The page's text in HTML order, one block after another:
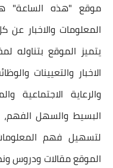
موقع "هذه الساعة"
المعلومات والاخبار
يتميز الموقع بتناوله
الاخبار والتعيينات
والرعاية الاجتماعية
البسيط والسهل
لتسهيل فهم
الموقع مقالات ودروس